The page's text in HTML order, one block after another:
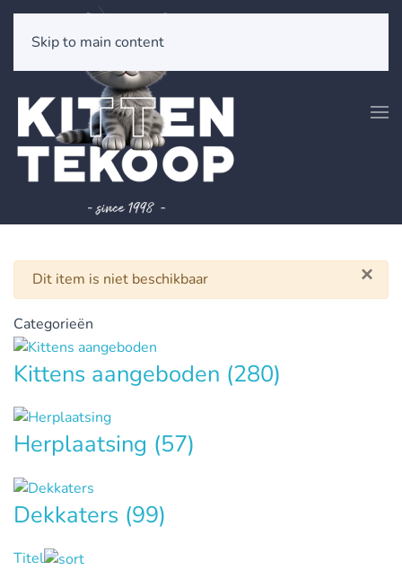
Skip to main content
×
Waarschuwing
Dit item is niet beschikbaar
Categorieën
Kittens aangeboden (280)
Herplaatsing (57)
Dekkaters (99)
Titel